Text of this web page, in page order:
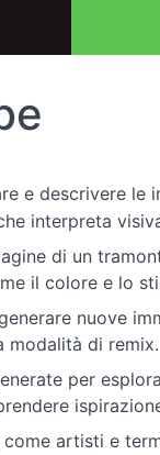
e descrivere le
interpreta
di un
il colore e lo
nuove
modalità di remix.
per
come artisti e